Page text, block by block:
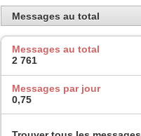
Messages au total
Messages au total
2 761
Messages par jour
0,75